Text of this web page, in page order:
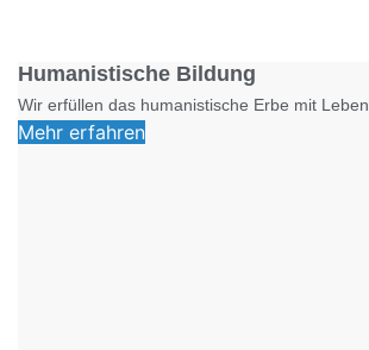
Humanistische Bildung
Wir erfüllen das humanistische Erbe mit Leben.
Mehr erfahren